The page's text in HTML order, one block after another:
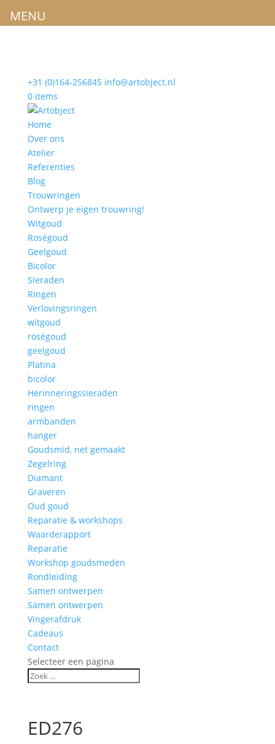
+31 (0)164-256845 info@artobject.nl
0 items
Home
Over ons
Atelier
Referenties
Blog
Trouwringen
Ontwerp je eigen trouwring!
Witgoud
Roségoud
Geelgoud
Bicolor
Sieraden
Ringen
Verlovingsringen
witgoud
roségoud
geelgoud
Platina
bicolor
Herinneringssieraden
ringen
armbanden
hanger
Goudsmid, net gemaakt
Zegelring
Diamant
Graveren
Oud goud
Reparatie & workshops
Waarderapport
Reparatie
Workshop goudsmeden
Rondleiding
Samen ontwerpen
Samen ontwerpen
Vingerafdruk
Cadeaus
Contact
Selecteer een pagina
ED276
MENU